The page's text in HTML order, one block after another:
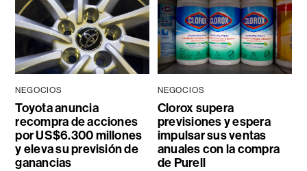
NEGOCIOS
Toyota anuncia
recompra de acciones
por US$6.300 millones
y eleva su previsión de
ganancias
NEGOCIOS
Clorox supera
previsiones y espera
impulsar sus ventas
anuales con la compra
de Purell